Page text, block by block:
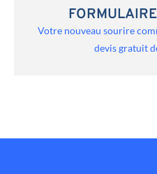
Votre nouveau sourire
devis gratuit